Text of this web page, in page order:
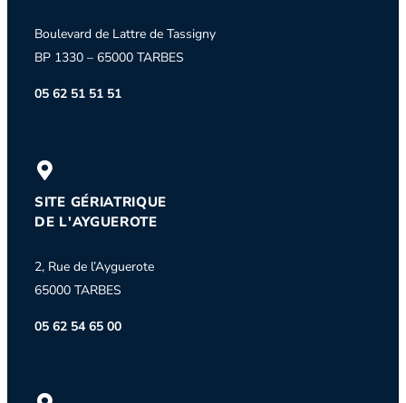
Boulevard de Lattre de Tassigny
BP 1330 – 65000 TARBES
05 62 51 51 51
SITE GÉRIATRIQUE
DE L'AYGUEROTE
2, Rue de l’Ayguerote
65000 TARBES
05 62 54 65 00